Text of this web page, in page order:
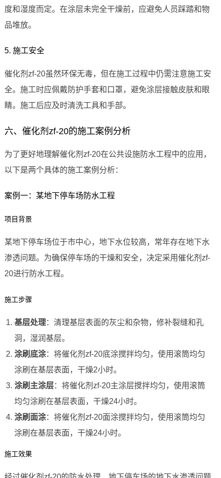
度和湿度而定。在涂层未完全干燥前，应避免人员踩踏和物
品堆放。
5. 施工安全
催化剂zf-20虽然环保无毒，但在施工过程中仍需注意施工安
全。施工时应佩戴防护手套和口罩，避免涂层接触皮肤和眼
睛。施工后应及时清洗工具和手部。
六、催化剂zf-20的施工案例分析
为了更好地理解催化剂zf-20在公共设施防水工程中的应用，
以下是两个具体的施工案例分析：
案例一：某地下停车场防水工程
项目背景
某地下停车场位于市中心，地下水位较高，常年存在地下水
渗透问题。为确保停车场的干燥和安全，决定采用催化剂zf-
20进行防水工程。
施工步骤
基层处理：清理基层表面的灰尘和杂物，修补裂缝和孔
洞，湿润基层。
涂刷底涂：将催化剂zf-20底涂搅拌均匀，使用滚筒均匀
涂刷在基层表面，干燥2小时。
涂刷主涂层：将催化剂zf-20主涂层搅拌均匀，使用滚筒
均匀涂刷在基层表面，干燥24小时。
涂刷面涂：将催化剂zf-20面涂搅拌均匀，使用滚筒均匀
涂刷在基层表面，干燥24小时。
施工效果